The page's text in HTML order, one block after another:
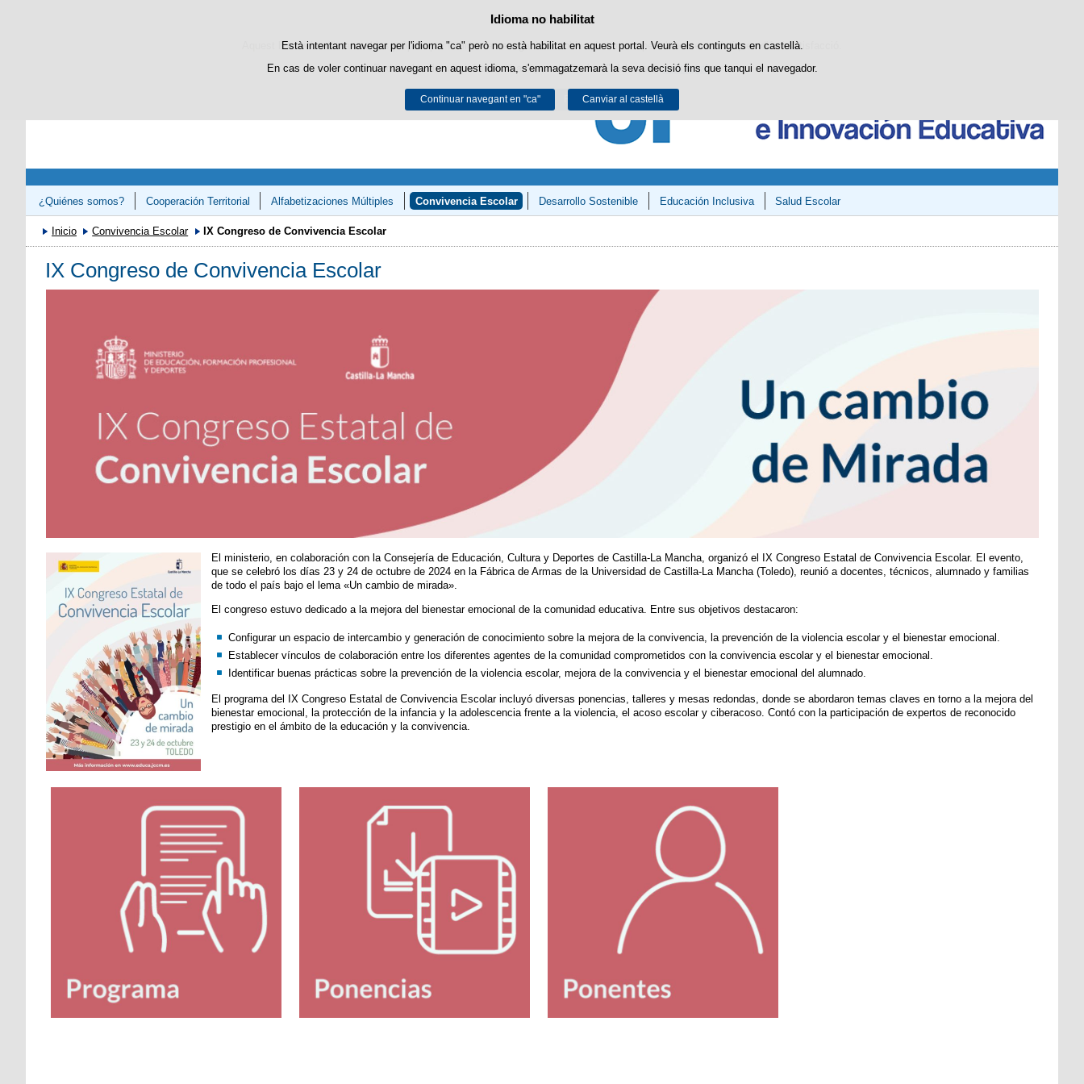
Política de cookies
Aquest lloc web utilitza cookies pròpies per facilitar la navegació i cookies de tercers per obtenir estadístiques d'ús i satisfacció.
Podeu obtenir més informació a l'apartat "Cookies" del nostreavís legal.
Acceptar Rebutjar
Idioma no habilitat
Està intentant navegar per l'idioma "ca" però no està habilitat en aquest portal. Veurà els continguts en castellà.
En cas de voler continuar navegant en aquest idioma, s'emmagatzemarà la seva decisió fins que tanqui el navegador.
Continuar navegant en "ca" Canviar al castellà
Passar al contingut
¿Quiénes somos? Cooperación Territorial Alfabetizaciones Múltiples Convivencia Escolar Desarrollo Sostenible Educación Inclusiva Salud Escolar
Congreso «Avanzando en el Refuerzo de la Competencias Lectora y Matemáticas»
Inicio Convivencia Escolar IX Congreso de Convivencia Escolar
IX Congreso de Convivencia Escolar
El ministerio, en colaboración con la Consejería de Educación, Cultura y Deportes de Castilla-La Mancha, organizó el IX Congreso Estatal de Convivencia Escolar. El evento,
que se celebró los días 23 y 24 de octubre de 2024 en la Fábrica de Armas de la Universidad de Castilla-La Mancha (Toledo), reunió a docentes, técnicos, alumnado y familias
de todo el país bajo el lema «Un cambio de mirada».
El congreso estuvo dedicado a la mejora del bienestar emocional de la comunidad educativa. Entre sus objetivos destacaron:
Configurar un espacio de intercambio y generación de conocimiento sobre la mejora de la convivencia, la prevención de la violencia escolar y el bienestar emocional.
Establecer vínculos de colaboración entre los diferentes agentes de la comunidad comprometidos con la convivencia escolar y el bienestar emocional.
Identificar buenas prácticas sobre la prevención de la violencia escolar, mejora de la convivencia y el bienestar emocional del alumnado.
El programa del IX Congreso Estatal de Convivencia Escolar incluyó diversas ponencias, talleres y mesas redondas, donde se abordaron temas claves en torno a la mejora del
bienestar emocional, la protección de la infancia y la adolescencia frente a la violencia, el acoso escolar y ciberacoso. Contó con la participación de expertos de reconocido
prestigio en el ámbito de la educación y la convivencia.